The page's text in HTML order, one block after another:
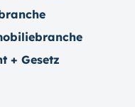
+ Gesetz